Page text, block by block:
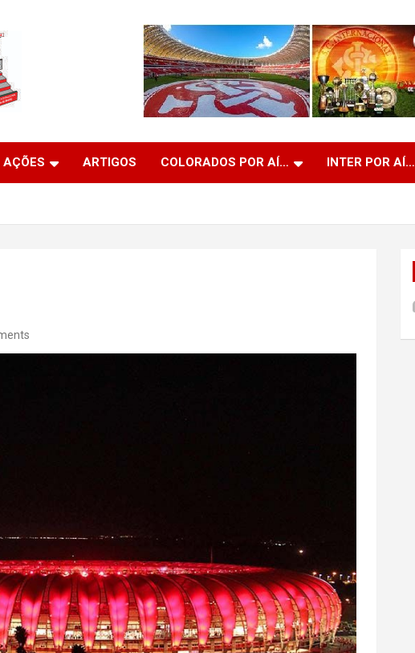
AÇÕES ARTIGOS COLORADOS POR AÍ… INTER POR AÍ…